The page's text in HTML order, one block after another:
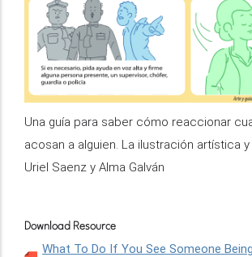
Una guía para saber cómo reaccionar
acosan a alguien. La ilustración artística
Uriel Saenz y Alma Galván
Download Resource
What To Do If You See Someone